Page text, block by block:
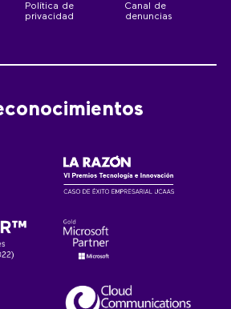
Política de
privacidad
Canal de
denuncias